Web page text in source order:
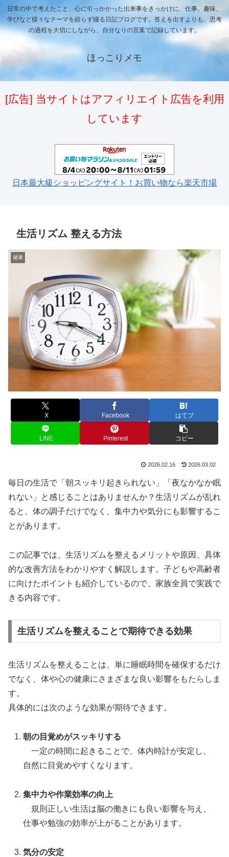
日常の中で考えたこと、心に引っかかった出来事をきっかけに、仕事、趣味、
学びなど様々なテーマを絞らず綴る日記ブログです。答えを出すよりも、思考
の過程を大切にしながら、自分なりの言葉で記録しています。
ほっこりメモ
[広告] 当サイトはアフィリエイト広告を利用
しています
日本最大級ショッピングサイト！お買い物なら楽天市場
生活リズム 整える方法
健康
X Facebook はてブ
LINE Pinterest コピー
2026.02.16 2026.03.02
毎日の生活で「朝スッキリ起きられない」「夜なかなか眠
れない」と感じることはありませんか？生活リズムが乱れ
ると、体の調子だけでなく、集中力や気分にも影響するこ
とがあります。
この記事では、生活リズムを整えるメリットや原因、具体
的な改善方法をわかりやすく解説します。子どもや高齢者
に向けたポイントも紹介しているので、家族全員で実践で
きる内容です。
生活リズムを整えることで期待できる効果
生活リズムを整えることは、単に睡眠時間を確保するだけ
でなく、体や心の健康にさまざまな良い影響をもたらしま
す。
具体的には次のような効果が期待できます。
朝の目覚めがスッキリする
一定の時間に起きることで、体内時計が安定し、
自然に目覚めやすくなります。
集中力や作業効率の向上
規則正しい生活は脳の働きにも良い影響を与え、
仕事や勉強の効率が上がることがあります。
気分の安定